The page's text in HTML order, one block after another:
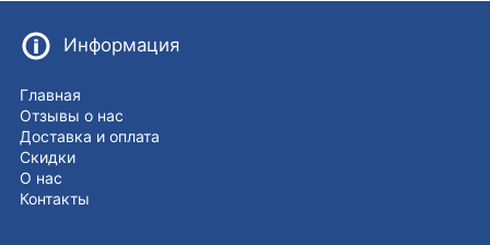
Информация
Главная
Отзывы о нас
Доставка и оплата
Скидки
О нас
Контакты